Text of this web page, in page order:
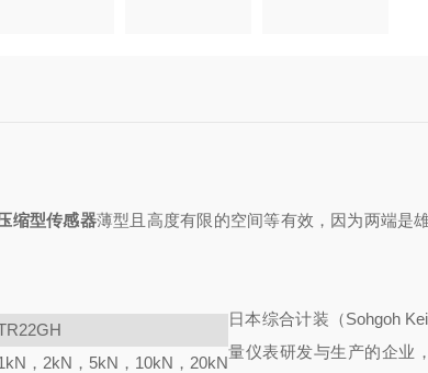
缩型传感器薄型且高度有限的空间等有效，因为两端是
，2kN，5kN，10kN，20kN
日本综合计装（Sohgoh
量仪表研发与生产的企业